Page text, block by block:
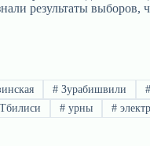
результаты выборов,
# Зурабишвили #
Тбилиси # урны #